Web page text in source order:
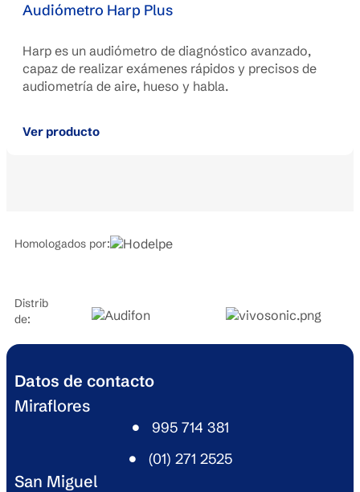
Audiómetro Harp Plus
Harp es un audiómetro de diagnóstico avanzado,
capaz de realizar exámenes rápidos y precisos de
audiometría de aire, hueso y habla.
Ver producto
Homologados por:
Distribuidores
de:
Datos de contacto
Miraflores
995 714 381​
(01) 271 2525​
San Miguel​